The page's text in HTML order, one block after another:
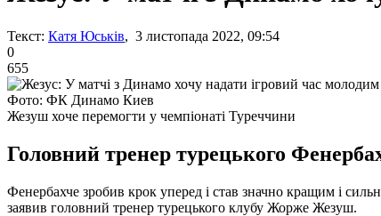
Текст: Катя Юськів, 3 листопада 2022, 09:54
0
655
Фото: ФК Динамо Киев
Жезуш хоче перемогти у чемпіонаті Туреччини
Головний тренер турецького
Фенербахче зробив крок уперед і став значно кращим і
заявив головний тренер турецького клубу Жорже Жезуш.